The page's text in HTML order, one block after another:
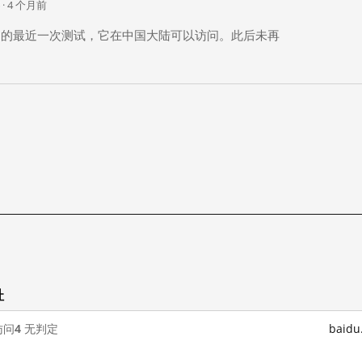
4 个月前
最近一次测试，它在中国大陆可以访问。此后未再
问4 无判定